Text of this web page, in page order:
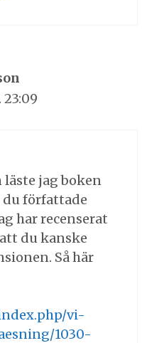
läste jag boken
du författade
har recenserat
du kanske
Så här
vi-
1030-